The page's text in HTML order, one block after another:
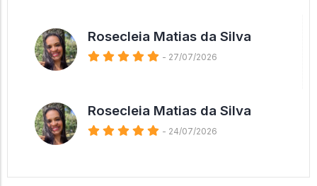
Rosecleia Matias da Silva
- 27/07/2026
Rosecleia Matias da Silva
- 24/07/2026